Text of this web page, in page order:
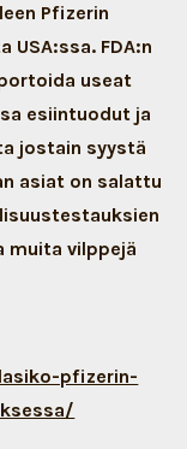
Pfizerin
FDA:n
useat
esiintuodut ja
jostain syystä
asiat on salattu
muita vilppejä
pfizerin-